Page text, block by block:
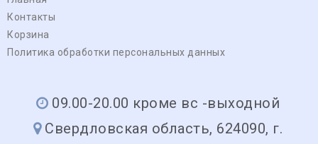
Контакты
Корзина
Политика обработки персональных данных
09.00-20.00 кроме вс -выходной
Свердловская область, 624090, г.